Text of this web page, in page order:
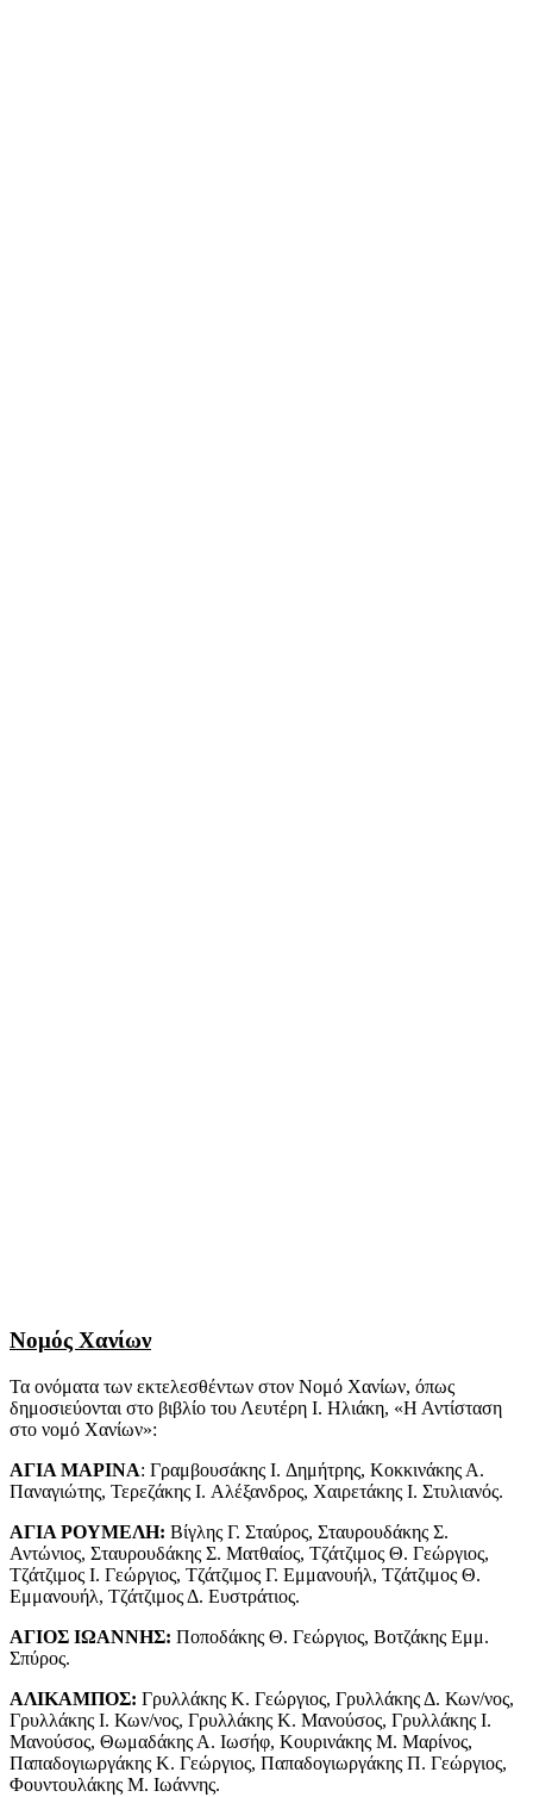
Νομός Χανίων
Τα ονόματα των εκτελεσθέντων στον Νομό Χανίων, όπως
δημοσιεύονται στο βιβλίο του Λευτέρη Ι. Ηλιάκη, «Η Αντίσταση
στο νομό Χανίων»:
ΑΓΙΑ ΜΑΡΙΝΑ: Γραμβουσάκης I. Δημήτρης, Κοκκινάκης Α.
Παναγιώτης, Τερεζάκης I. Αλέξανδρος, Χαιρετάκης I. Στυλιανός.
ΑΓΙΑ ΡΟΥΜΕΛΗ: Βίγλης Γ. Σταύρος, Σταυρουδάκης Σ.
Αντώνιος, Σταυρουδάκης Σ. Ματθαίος, Τζάτζιμος Θ. Γεώργιος,
Τζάτζιμος I. Γεώργιος, Τζάτζιμος Γ. Εμμανουήλ, Τζάτζιμος Θ.
Εμμανουήλ, Τζάτζιμος Δ. Ευστράτιος.
ΑΓΙΟΣ ΙΩΑΝΝΗΣ: Ποποδάκης Θ. Γεώργιος, Βοτζάκης Εμμ.
Σπύρος.
ΑΛΙΚΑΜΠΟΣ: Γρυλλάκης Κ. Γεώργιος, Γρυλλάκης Δ. Κων/νος,
Γρυλλάκης I. Κων/νος, Γρυλλάκης Κ. Μανούσος, Γρυλλάκης I.
Μανούσος, Θωμαδάκης Α. Ιωσήφ, Κουρινάκης Μ. Μαρίνος,
Παπαδογιωργάκης Κ. Γεώργιος, Παπαδογιωργάκης Π. Γεώργιος,
Φουντουλάκης Μ. Ιωάννης.